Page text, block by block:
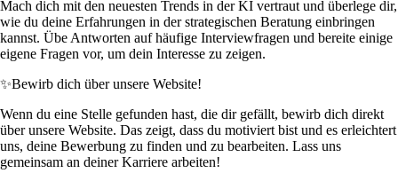
Mach dich mit den neuesten Trends in der KI vertraut und überlege dir,
wie du deine Erfahrungen in der strategischen Beratung einbringen
kannst. Übe Antworten auf häufige Interviewfragen und bereite einige
eigene Fragen vor, um dein Interesse zu zeigen.
✨Bewirb dich über unsere Website!
Wenn du eine Stelle gefunden hast, die dir gefällt, bewirb dich direkt
über unsere Website. Das zeigt, dass du motiviert bist und es erleichtert
uns, deine Bewerbung zu finden und zu bearbeiten. Lass uns
gemeinsam an deiner Karriere arbeiten!